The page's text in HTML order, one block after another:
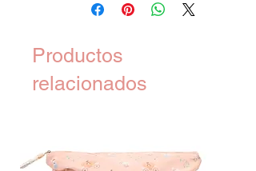
Productos
relacionados